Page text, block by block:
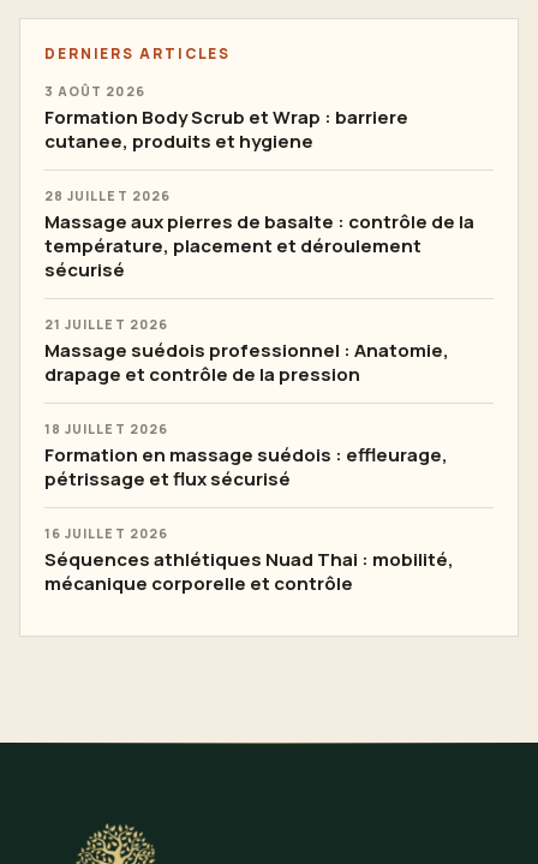
DERNIERS ARTICLES
3 AOÛT 2026
Formation Body Scrub et Wrap : barriere
cutanee, produits et hygiene
28 JUILLET 2026
Massage aux pierres de basalte : contrôle de la
température, placement et déroulement
sécurisé
21 JUILLET 2026
Massage suédois professionnel : Anatomie,
drapage et contrôle de la pression
18 JUILLET 2026
Formation en massage suédois : effleurage,
pétrissage et flux sécurisé
16 JUILLET 2026
Séquences athlétiques Nuad Thai : mobilité,
mécanique corporelle et contrôle